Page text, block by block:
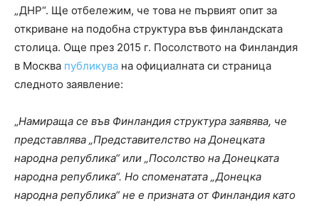
„ДНР“. Ще отбележим, че това не първият опит за
откриване на подобна структура във финландската
столица. Още през 2015 г. Посолството на Финландия
в Москва публикува на официалната си страница
следното заявление:
„Намираща се във Финландия структура заявява, че
представлява „Представителство на Донецката
народна република“ или „Посолство на Донецката
народна република“. Но споменатата „Донецка
народна република“ не е призната от Финландия като